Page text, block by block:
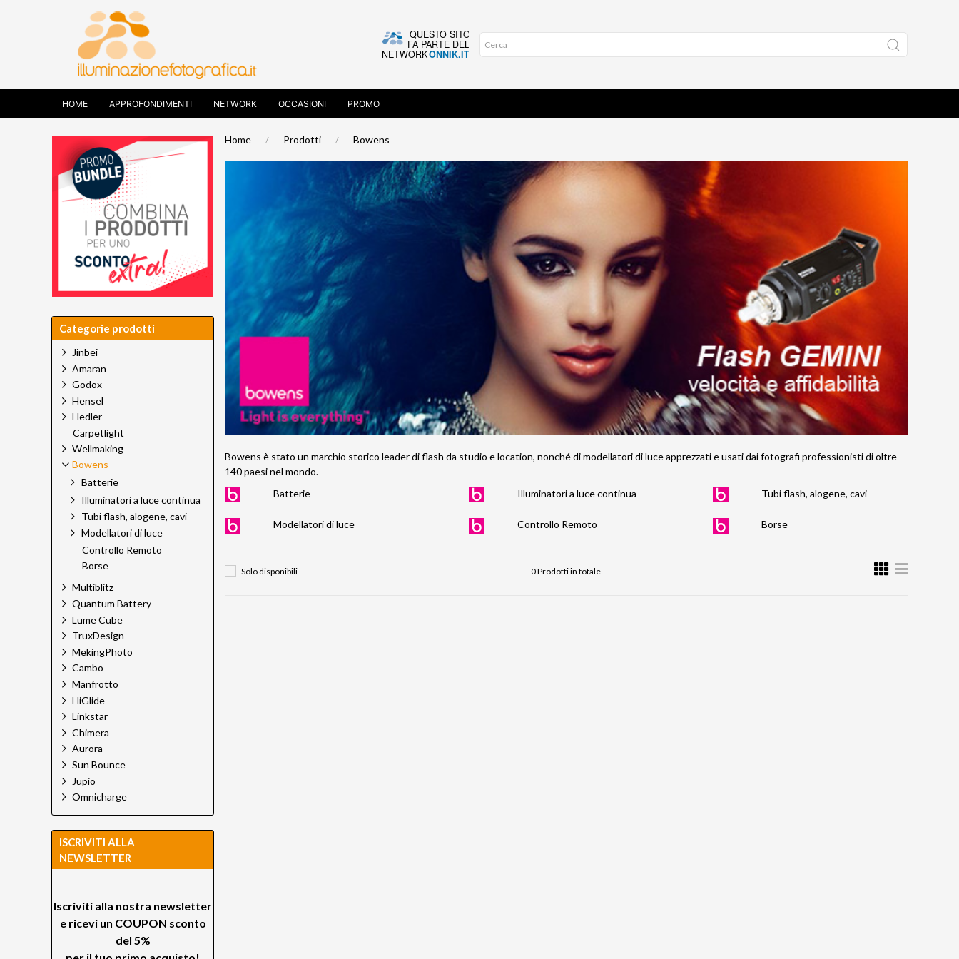
HOME APPROFONDIMENTI NETWORK OCCASIONI PROMO
Home Prodotti Bowens
Bowens è stato un marchio storico leader di flash da studio e location, nonché di modellatori di luce apprezzati e usati dai fotografi professionisti di oltre
140 paesi nel mondo.
Batterie
Illuminatori a luce continua Tubi flash, alogene, cavi
Modellatori di luce Controllo Remoto Borse
Solo disponibili 0 Prodotti in totale
Categorie prodotti
Jinbei
Amaran
Godox
Hensel
Hedler
Carpetlight
Wellmaking
Bowens
Batterie
Illuminatori a luce continua
Tubi flash, alogene, cavi
Modellatori di luce
Controllo Remoto
Borse
Multiblitz
Quantum Battery
Lume Cube
TruxDesign
MekingPhoto
Cambo
Manfrotto
HiGlide
Linkstar
Chimera
Aurora
Sun Bounce
Jupio
Omnicharge
ISCRIVITI ALLA
NEWSLETTER
Iscriviti alla nostra newsletter
e ricevi un COUPON sconto
del 5%